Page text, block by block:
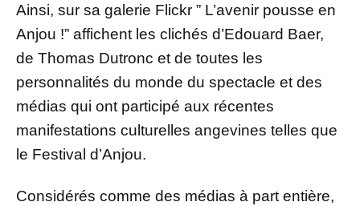
Ainsi, sur sa galerie Flickr ” L’avenir pousse en
Anjou !” affichent les clichés d’Edouard Baer,
de Thomas Dutronc et de toutes les
personnalités du monde du spectacle et des
médias qui ont participé aux récentes
manifestations culturelles angevines telles que
le Festival d’Anjou.
Considérés comme des médias à part entière,